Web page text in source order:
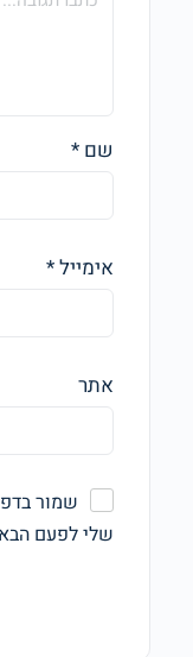
שם *
אימייל*
אתר
שמור
שלי לפעם